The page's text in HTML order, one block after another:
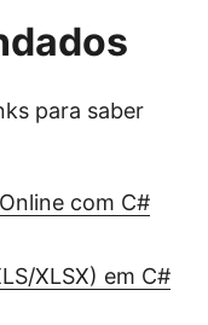
para saber
com C#
XLSX) em C#